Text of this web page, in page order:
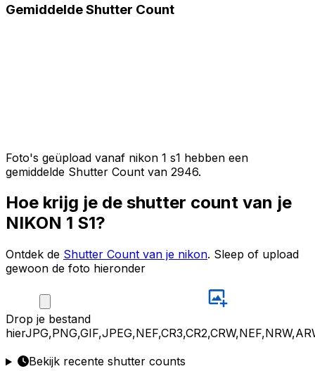
Gemiddelde Shutter Count
Foto's geüpload vanaf nikon 1 s1 hebben een
gemiddelde Shutter Count van 2946.
Hoe krijg je de shutter count van je
NIKON 1 S1?
Ontdek de Shutter Count van je nikon. Sleep of upload
gewoon de foto hieronder
Drop je bestand
hier
Bekijk recente shutter counts